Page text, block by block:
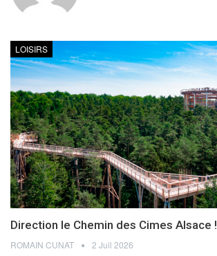
LOISIRS
Direction le Chemin des Cimes Alsace !
ROMAIN CUNAT 2 Juil 2026